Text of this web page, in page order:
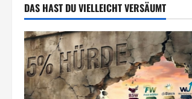
a
t
i
DAS HAST DU VIELLEICHT VERSÄUMT